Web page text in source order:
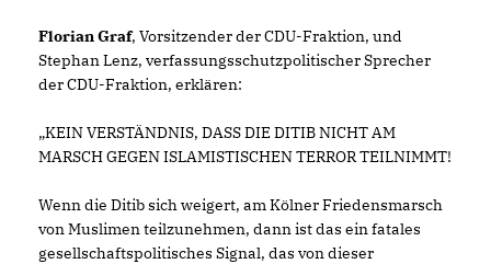
Florian Graf, Vorsitzender der CDU-Fraktion, und
Stephan Lenz, verfassungsschutzpolitischer Sprecher
der CDU-Fraktion, erklären:
KEIN VERSTÄNDNIS, DASS DIE DITIB NICHT AM
MARSCH GEGEN ISLAMISTISCHEN TERROR TEILNIMMT!
Wenn die Ditib sich weigert, am Kölner Friedensmarsch
von Muslimen teilzunehmen, dann ist das ein fatales
gesellschaftspolitisches Signal, das von dieser